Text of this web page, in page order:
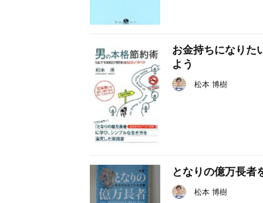
お金持ちになりた
よう
松本 博樹
となりの億万長者
松本 博樹